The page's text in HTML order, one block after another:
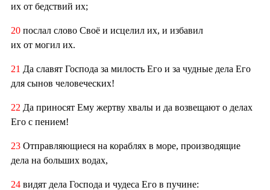
их от бедствий их;
20 послал слово Своё и исцелил их, и избавил
их от могил их.
21 Да славят Господа за милость Его и за чудные дела Его
для сынов человеческих!
22 Да приносят Ему жертву хвалы и да возвещают о делах
Его с пением!
23 Отправляющиеся на кораблях в море, производящие
дела на больших водах,
24 видят дела Господа и чудеса Его в пучине: